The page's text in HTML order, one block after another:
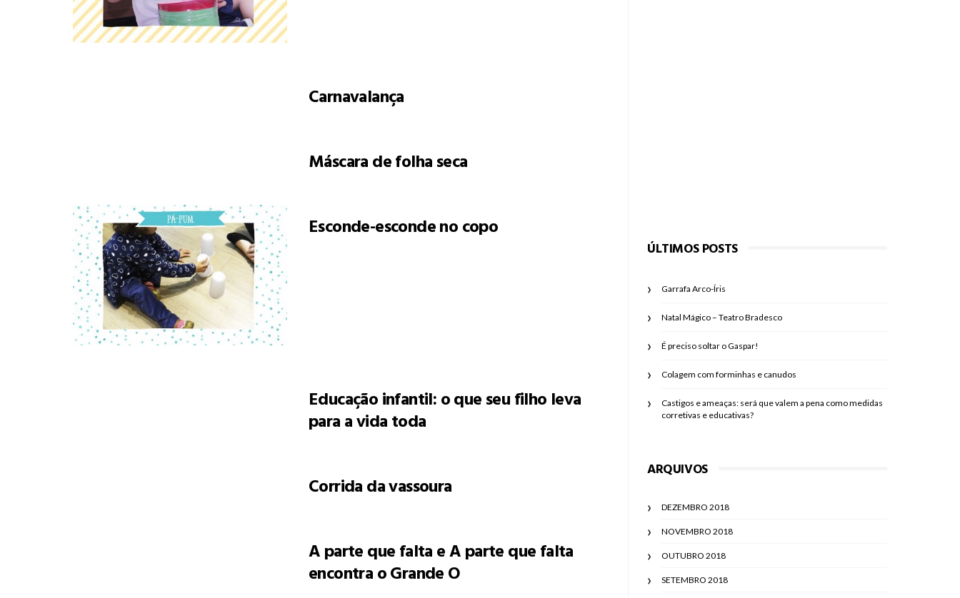
Carnavalança
Máscara de folha seca
Esconde-esconde no copo
Educação infantil: o que seu filho leva
para a vida toda
Corrida da vassoura
A parte que falta e A parte que falta
encontra o Grande O
ÚLTIMOS POSTS
Garrafa Arco-Íris
Natal Mágico – Teatro Bradesco
É preciso soltar o Gaspar!
Colagem com forminhas e canudos
Castigos e ameaças: será que valem a pena como medidas
corretivas e educativas?
ARQUIVOS
DEZEMBRO 2018
NOVEMBRO 2018
OUTUBRO 2018
SETEMBRO 2018